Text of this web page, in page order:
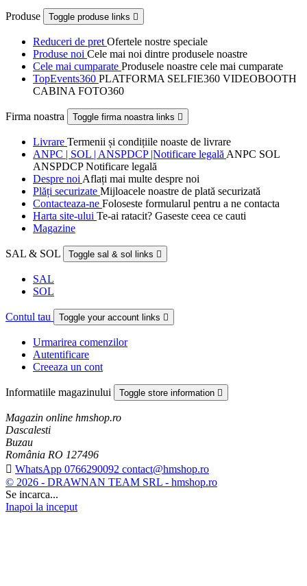
Produse Toggle produse links 
Reduceri de pret Ofertele nostre speciale
Produse noi Cele mai noi dintre produsele noastre
Cele mai cumparate Produsele noastre cele mai cumparate
TopEvents360 PLATFORMA SELFIE360 VIDEOBOOTH
CABINA FOTO360
Firma noastra Toggle firma noastra links 
Livrare Termenii și condițiile noaste de livrare
ANPC | SOL | ANSPDCP |Notificare legală ANPC SOL
ANSPDCP Notificare legală
Despre noi Aflați mai multe despre noi
Plăți securizate Mijloacele noastre de plată securizată
Contacteaza-ne Foloseste formularul pentru a ne contacta
Harta site-ului Te-ai ratacit? Gaseste ceea ce cauti
Magazine
SAL & SOL Toggle sal & sol links 
SAL
SOL
Contul tau Toggle your account links 
Urmarirea comenzilor
Autentificare
Creeaza un cont
Informatiile magazinului Toggle store information 
Magazin online hmshop.ro
Dascalesti
Buzau
România RO 127496
 WhatsApp 0766290092 contact@hmshop.ro
© 2026 - DRAWNAN TEAM SRL - hmshop.ro
Se incarca...
Inapoi la inceput